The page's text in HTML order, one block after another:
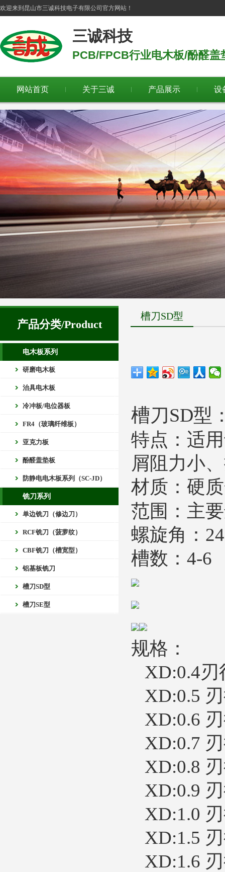
欢迎来到 昆山市三诚科技电子有限公司 官方网站！
三诚科技
PCB/FPCB行业电木板/酚醛盖
网站首页 关于三诚 产品展示 设
产品分类/Product
电木板系列
研磨电木板
治具电木板
冷冲板/电位器板
FR4（玻璃纤维板）
亚克力板
酚醛盖垫板
防静电电木板系列（SC-JD）
铣刀系列
单边铣刀（修边刀）
RCF铣刀（菠萝纹）
CBF铣刀（槽宽型）
铝基板铣刀
槽刀SD型
槽刀SE型
槽刀SD型
槽刀SD型
特点：适
屑阻力小
材质：硬
范围：主
螺旋角：
槽数：4-6
规格：
XD:0.4刃
XD:0.5
XD:0.6
XD:0.7
XD:0.8
XD:0.9
XD:1.0
XD:1.5
XD:1.6